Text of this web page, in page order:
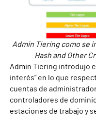
Admin Tiering como se
Hash and Other
Admin Tiering introdujo
interés" en lo que
cuentas de
controladores de
estaciones de trabajo y